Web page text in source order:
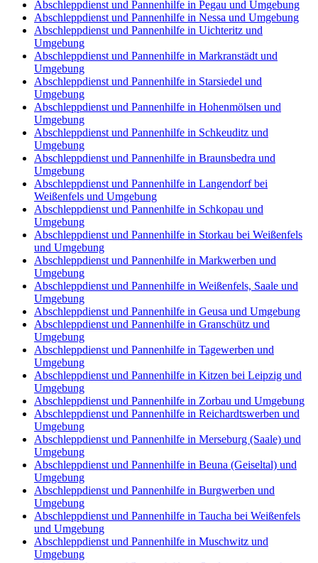
Abschleppdienst und Pannenhilfe in Pegau und Umgebung
Abschleppdienst und Pannenhilfe in Nessa und Umgebung
Abschleppdienst und Pannenhilfe in Uichteritz und
Umgebung
Abschleppdienst und Pannenhilfe in Markranstädt und
Umgebung
Abschleppdienst und Pannenhilfe in Starsiedel und
Umgebung
Abschleppdienst und Pannenhilfe in Hohenmölsen und
Umgebung
Abschleppdienst und Pannenhilfe in Schkeuditz und
Umgebung
Abschleppdienst und Pannenhilfe in Braunsbedra und
Umgebung
Abschleppdienst und Pannenhilfe in Langendorf bei
Weißenfels und Umgebung
Abschleppdienst und Pannenhilfe in Schkopau und
Umgebung
Abschleppdienst und Pannenhilfe in Storkau bei Weißenfels
und Umgebung
Abschleppdienst und Pannenhilfe in Markwerben und
Umgebung
Abschleppdienst und Pannenhilfe in Weißenfels, Saale und
Umgebung
Abschleppdienst und Pannenhilfe in Geusa und Umgebung
Abschleppdienst und Pannenhilfe in Granschütz und
Umgebung
Abschleppdienst und Pannenhilfe in Tagewerben und
Umgebung
Abschleppdienst und Pannenhilfe in Kitzen bei Leipzig und
Umgebung
Abschleppdienst und Pannenhilfe in Zorbau und Umgebung
Abschleppdienst und Pannenhilfe in Reichardtswerben und
Umgebung
Abschleppdienst und Pannenhilfe in Merseburg (Saale) und
Umgebung
Abschleppdienst und Pannenhilfe in Beuna (Geiseltal) und
Umgebung
Abschleppdienst und Pannenhilfe in Burgwerben und
Umgebung
Abschleppdienst und Pannenhilfe in Taucha bei Weißenfels
und Umgebung
Abschleppdienst und Pannenhilfe in Muschwitz und
Umgebung